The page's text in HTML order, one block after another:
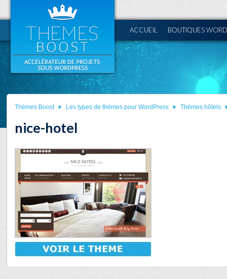
ACCUEIL BOUTIQUES
Thèmes Boost Les types de thèmes pour WordPress Thèmes hôtels
nice-hotel